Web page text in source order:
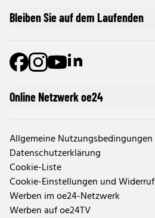
Online Netzwerk oe24
Allgemeine Nutzungsbedingungen
Datenschutzerklärung
Cookie-Liste
Cookie-Einstellungen und Widerruf
Werben im oe24-Netzwerk
Werben auf oe24TV
Bleiben Sie auf dem Laufenden